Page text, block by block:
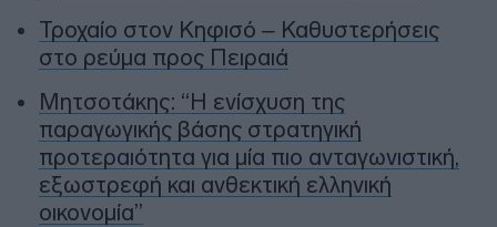
Τροχαίο στον Κηφισό – Καθυστερήσεις
στο ρεύμα προς Πειραιά
Μητσοτάκης: “Η ενίσχυση της
παραγωγικής βάσης στρατηγική
προτεραιότητα για μία πιο ανταγωνιστική,
εξωστρεφή και ανθεκτική ελληνική
οικονομία”